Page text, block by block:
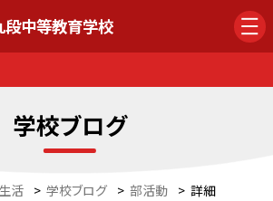
段中等教育学校
学校ブログ
活 > 学校ブログ > 部活動 > 詳細